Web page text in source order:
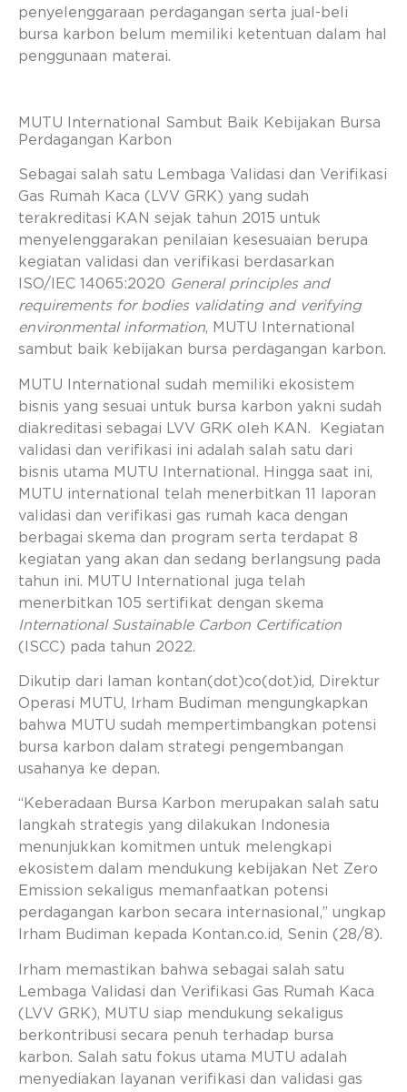
penyelenggaraan perdagangan serta jual-beli
bursa karbon belum memiliki ketentuan dalam hal
penggunaan materai.
MUTU International Sambut Baik Kebijakan Bursa
Perdagangan Karbon
Sebagai salah satu Lembaga Validasi dan Verifikasi
Gas Rumah Kaca (LVV GRK) yang sudah
terakreditasi KAN sejak tahun 2015 untuk
menyelenggarakan penilaian kesesuaian berupa
kegiatan validasi dan verifikasi berdasarkan
ISO/IEC 14065:2020 General principles and
requirements for bodies validating and verifying
environmental information, MUTU International
sambut baik kebijakan bursa perdagangan karbon.
MUTU International sudah memiliki ekosistem
bisnis yang sesuai untuk bursa karbon yakni sudah
diakreditasi sebagai LVV GRK oleh KAN. Kegiatan
validasi dan verifikasi ini adalah salah satu dari
bisnis utama MUTU International. Hingga saat ini,
MUTU international telah menerbitkan 11 laporan
validasi dan verifikasi gas rumah kaca dengan
berbagai skema dan program serta terdapat 8
kegiatan yang akan dan sedang berlangsung pada
tahun ini. MUTU International juga telah
menerbitkan 105 sertifikat dengan skema
International Sustainable Carbon Certification
(ISCC) pada tahun 2022.
Dikutip dari laman kontan(dot)co(dot)id, Direktur
Operasi MUTU, Irham Budiman mengungkapkan
bahwa MUTU sudah mempertimbangkan potensi
bursa karbon dalam strategi pengembangan
usahanya ke depan.
“Keberadaan Bursa Karbon merupakan salah satu
langkah strategis yang dilakukan Indonesia
menunjukkan komitmen untuk melengkapi
ekosistem dalam mendukung kebijakan Net Zero
Emission sekaligus memanfaatkan potensi
perdagangan karbon secara internasional,” ungkap
Irham Budiman kepada Kontan.co.id, Senin (28/8).
Irham memastikan bahwa sebagai salah satu
Lembaga Validasi dan Verifikasi Gas Rumah Kaca
(LVV GRK), MUTU siap mendukung sekaligus
berkontribusi secara penuh terhadap bursa
karbon. Salah satu fokus utama MUTU adalah
menyediakan layanan verifikasi dan validasi gas